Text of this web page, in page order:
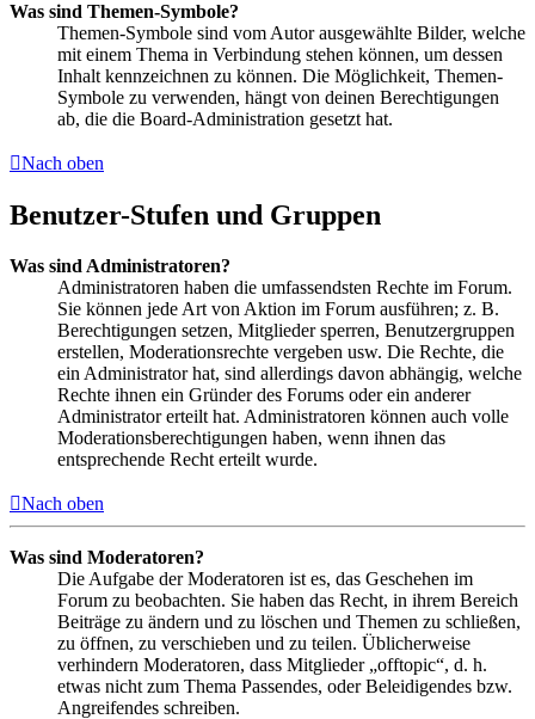
Was sind Themen-Symbole?
Themen-Symbole sind vom Autor ausgewählte Bilder, welche
mit einem Thema in Verbindung stehen können, um dessen
Inhalt kennzeichnen zu können. Die Möglichkeit, Themen-
Symbole zu verwenden, hängt von deinen Berechtigungen
ab, die die Board-Administration gesetzt hat.
Nach oben
Benutzer-Stufen und Gruppen
Was sind Administratoren?
Administratoren haben die umfassendsten Rechte im Forum.
Sie können jede Art von Aktion im Forum ausführen; z. B.
Berechtigungen setzen, Mitglieder sperren, Benutzergruppen
erstellen, Moderationsrechte vergeben usw. Die Rechte, die
ein Administrator hat, sind allerdings davon abhängig, welche
Rechte ihnen ein Gründer des Forums oder ein anderer
Administrator erteilt hat. Administratoren können auch volle
Moderationsberechtigungen haben, wenn ihnen das
entsprechende Recht erteilt wurde.
Nach oben
Was sind Moderatoren?
Die Aufgabe der Moderatoren ist es, das Geschehen im
Forum zu beobachten. Sie haben das Recht, in ihrem Bereich
Beiträge zu ändern und zu löschen und Themen zu schließen,
zu öffnen, zu verschieben und zu teilen. Üblicherweise
verhindern Moderatoren, dass Mitglieder „offtopic“, d. h.
etwas nicht zum Thema Passendes, oder Beleidigendes bzw.
Angreifendes schreiben.